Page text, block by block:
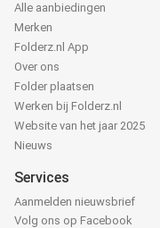
Alle aanbiedingen
Merken
Folderz.nl App
Over ons
Folder plaatsen
Werken bij Folderz.nl
Website van het jaar 2025
Nieuws
Services
Aanmelden nieuwsbrief
Volg ons op Facebook